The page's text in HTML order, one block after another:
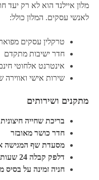
מלון איילנד הוא לא רק יעד
לאנשי עסקים. המלון כולל:
טרקלין עסקים
חדר ישיבות מתקדם
אינטרנט אלחוטי
שירות אישי ואווירה
מתקנים ושירותים
בריכת שחייה
חדר כושר מאובזר
מסעדת שף המגישה
דלפק קבלה 24 שעות
חניה זמינה על בסיס